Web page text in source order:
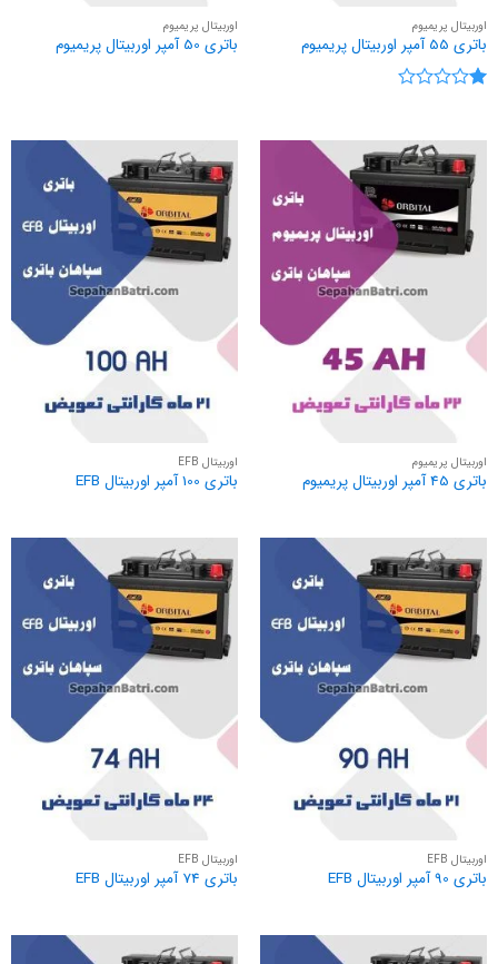
اوربیتال پریمیوم
باتری 55 آمپر اوربیتال پریمیوم
از
اوربیتال پریمیوم
باتری 50 آمپر اوربیتال پریمیوم
اوربیتال پریمیوم
باتری 45 آمپر اوربیتال پریمیوم
اوربیتال EFB
باتری 100 آمپر اوربیتال EFB
اوربیتال EFB
باتری 90 آمپر اوربیتال EFB
اوربیتال EFB
باتری 74 آمپر اوربیتال EFB